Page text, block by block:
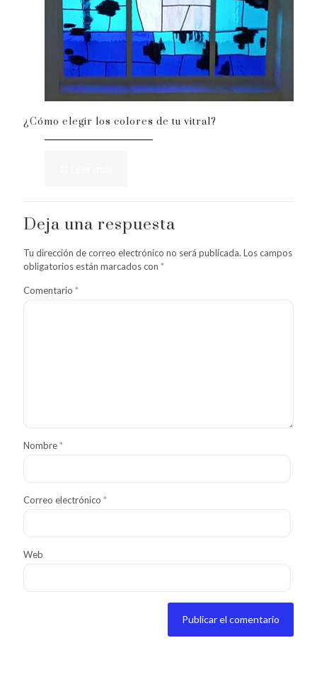
¿Cómo elegir los colores de tu vitral?
Deja una respuesta
Tu dirección de correo electrónico no será publicada. Los campos
obligatorios están marcados con *
Comentario *
Nombre*
Correo electrónico *
Web